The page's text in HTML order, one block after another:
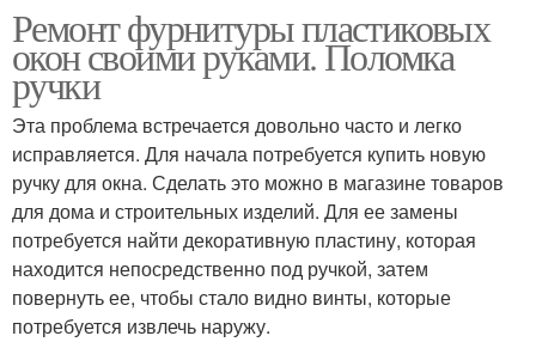
Ремонт фурнитуры пластиковых
окон своими руками. Поломка
ручки
Эта проблема встречается довольно часто и легко
исправляется. Для начала потребуется купить новую
ручку для окна. Сделать это можно в магазине товаров
для дома и строительных изделий. Для ее замены
потребуется найти декоративную пластину, которая
находится непосредственно под ручкой, затем
повернуть ее, чтобы стало видно винты, которые
потребуется извлечь наружу.